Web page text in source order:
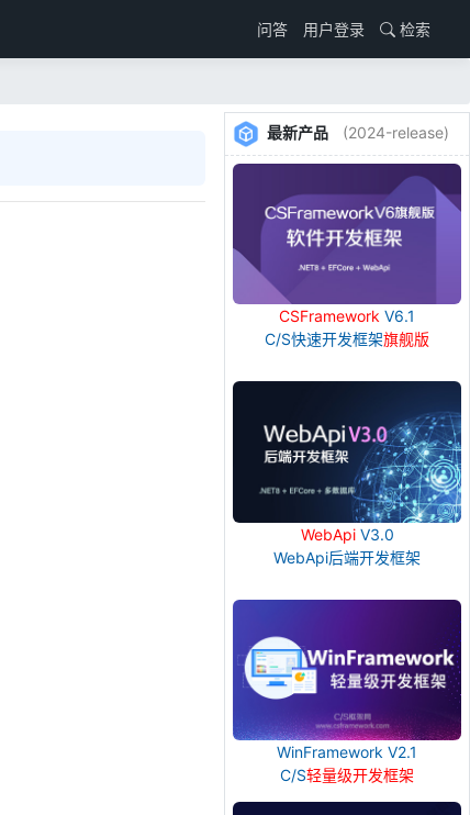
问答 用户登录 检索
最新产品 (2024-release)
CSFramework V6.1
C/S快速开发框架旗舰版
WebApiV3.0
WebApi后端开发框架
WinFramework V2.1
C/S轻量级开发框架